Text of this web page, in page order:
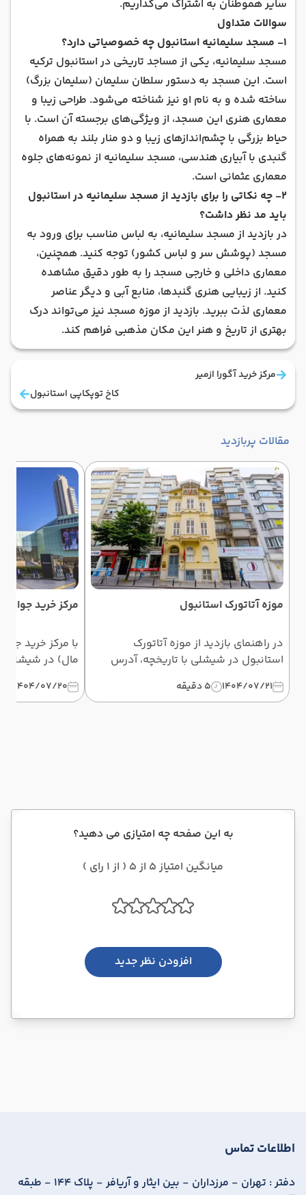
سایر هموطنان به‌ اشتراک می‌گذاریم.
سوالات متداول
۱- مسجد سلیمانیه استانبول چه خصوصیاتی دارد؟
مسجد سلیمانیه، یکی از مساجد تاریخی در استانبول ترکیه
است. این مسجد به دستور سلطان سلیمان (سلیمان بزرگ)
ساخته شده و به نام او نیز شناخته می‌شود. طراحی زیبا و
معماری هنری این مسجد، از ویژگی‌های برجسته آن است. با
حیاط بزرگی با چشم‌اندازهای زیبا و دو منار بلند به همراه
گنبدی با آبیاری هندسی، مسجد سلیمانیه از نمونه‌های جلوه
معماری عثمانی است.
۲- چه نکاتی را برای بازدید از مسجد سلیمانیه در استانبول
باید مد نظر داشت؟
در بازدید از مسجد سلیمانیه، به لباس مناسب برای ورود به
مسجد (پوشش سر و لباس کشور) توجه کنید. همچنین،
معماری داخلی و خارجی مسجد را به طور دقیق مشاهده
کنید. از زیبایی هنری گنبدها، منابع آبی و دیگر عناصر
معماری لذت ببرید. بازدید از موزه مسجد نیز می‌تواند درک
بهتری از تاریخ و هنر این مکان مذهبی فراهم کند.
مرکز خرید آگورا ازمیر
کاخ توپکاپی استانبول
مقالات پربازدید
موزه آتاتورک استانبول
در راهنمای بازدید از موزه آتاتورک
استانبول در شیشلی با تاریخچه، آدرس
دقیق، ساعت کاری، هزینه ورودی و اشیای
داخل موزه آشنا شوید.
1404/07/21 5 دقیقه
مرکز خرید
با مرکز خرید
مال) در شیشلی
کامل برندها،
کاری و بهترین
1404/07/20
به این صفحه چه امتیازی می دهید؟
میانگین امتیاز 5 از 5 ( از 1 رای )
افزودن نظر جدید
اطلاعات تماس
دفتر :
تهران - مرزداران - بین ایثار و آریافر - پلاک 144 - طبقه